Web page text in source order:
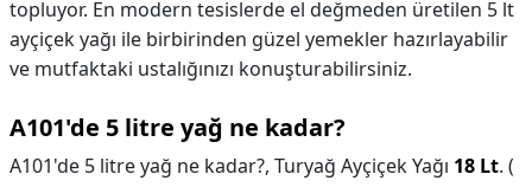
topluyor. En modern tesislerde el değmeden üretilen 5 lt
ayçiçek yağı ile birbirinden güzel yemekler hazırlayabilir
ve mutfaktaki ustalığınızı konuşturabilirsiniz.
A101'de 5 litre yağ ne kadar?
A101'de 5 litre yağ ne kadar?, Turyağ Ayçiçek Yağı 18 Lt. (